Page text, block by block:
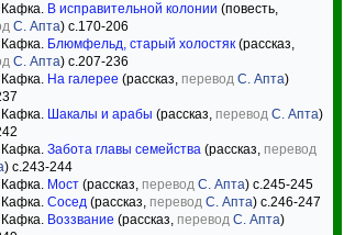
В исправительной колонии (повесть,
С. Апта) c.170-206
Блюмфельд, старый холостяк (рассказ,
С. Апта) c.207-236
На галерее (рассказ, перевод С. Апта)
Шакалы и арабы (рассказ, перевод С. Апта)
Забота главы семейства (рассказ, перевод
) c.243-244
Мост (рассказ, перевод С. Апта) c.245-245
Сосед (рассказ, перевод С. Апта) c.246-247
Воззвание (рассказ, перевод С. Апта)